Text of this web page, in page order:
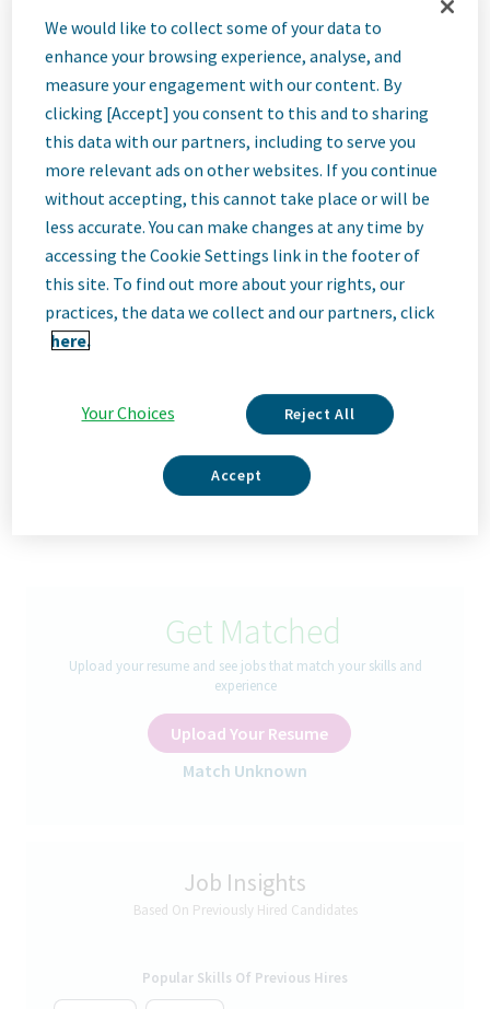
Job
Description
Wir sind Teva
Wir sind Teva, ein führendes, innovatives biopharmazeutisches
Unternehmen, das durch ein erstklassiges Generikageschäft
unterstützt wird. Ganz gleich, ob es um Innovationen in den
Bereichen Neurowissenschaften und Immunologie oder um die
erfüllen. Hier wirst du Teil einer leistungsstarken, integrativen
Unternehmenskultur, die Wert auf frisches Denken und
Zusammenarbeit legt. Du hast den Raum für Wachstum, die
Flexibilität, Leben und Arbeit in Einklang zu bringen, und die
Möglichkeit, gemeinsam Gesundheit weltweit zu verbessern.
Deine Ausbildung bei uns
Vom ersten Tag Deiner Ausbildung an bist Du ein fester Teil
unseres Teams. Du erlernst deinen Ausbildungsberuf von Grund
auf und arbeitest in verschiedene Abteilungen der Teva mit.
Let’s Go | Das sind deine Aufgaben
verschiedensten Analysetechniken
Dabei untersuchst du die Wirk- und Hilfsstoffe, die fertigen
Get Matched
Upload your resume and see jobs that match your skills and
experience
Upload Your Resume
Match Unknown
Job Insights
Based On Previously Hired Candidates
Popular Skills Of Previous Hires
We would like to collect some of your data to
enhance your browsing experience, analyse, and
measure your engagement with our content. By
clicking [Accept] you consent to this and to sharing
this data with our partners, including to serve you
more relevant ads on other websites. If you continue
without accepting, this cannot take place or will be
less accurate. You can make changes at any time by
accessing the Cookie Settings link in the footer of
this site. To find out more about your rights, our
practices, the data we collect and our partners, click
here.
Your Choices Reject All
Accept